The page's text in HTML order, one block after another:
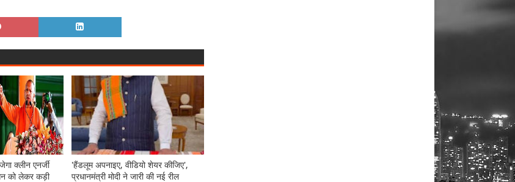
क्लीन एनर्जी
को लेकर कड़ी
'हैंडलूम अपनाइए, वीडियो शेयर कीजिए',
प्रधानमंत्री मोदी ने जारी की नई रील